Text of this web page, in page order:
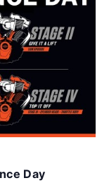
Day